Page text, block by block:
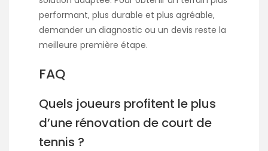
performant, plus durable et plus agréable,
demander un diagnostic ou un devis reste la
meilleure première étape.
FAQ
Quels joueurs profitent le plus
d’une rénovation de court de
tennis ?